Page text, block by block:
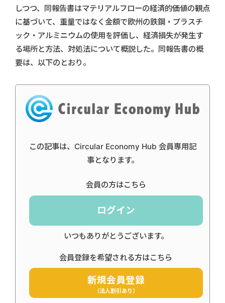
しつつ、同報告書はマテリアルフローの経済的価値の観点
に基づいて、重量ではなく金額で欧州の鉄鋼・プラスチ
ック・アルミニウムの使用を評価し、経済損失が発生す
る場所と方法、対処法について概説した。同報告書の概
要は、以下のとおり。
この記事は、Circular Economy Hub 会員専用記
事となります。
会員の方はこちら
ログイン
いつもありがとうございます。
会員登録を希望される方はこちら
新規会員登録
（法人割引あり）